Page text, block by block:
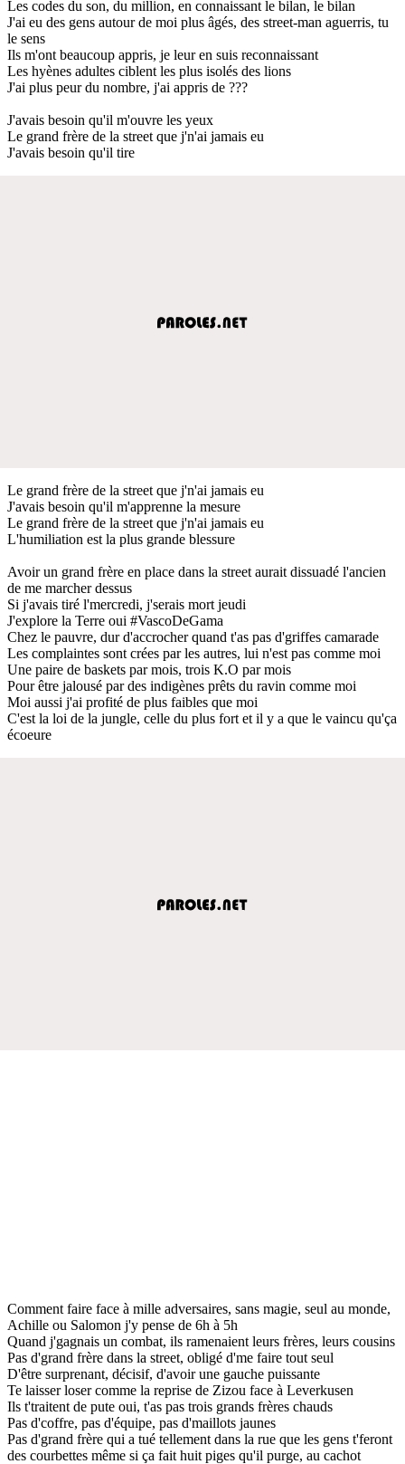
Les codes du son, du million, en connaissant le bilan, le bilan
J'ai eu des gens autour de moi plus âgés, des street-man aguerris, tu
le sens
Ils m'ont beaucoup appris, je leur en suis reconnaissant
Les hyènes adultes ciblent les plus isolés des lions
J'ai plus peur du nombre, j'ai appris de ???
J'avais besoin qu'il m'ouvre les yeux
Le grand frère de la street que j'n'ai jamais eu
J'avais besoin qu'il tire
Le grand frère de la street que j'n'ai jamais eu
J'avais besoin qu'il m'apprenne la mesure
Le grand frère de la street que j'n'ai jamais eu
L'humiliation est la plus grande blessure
Avoir un grand frère en place dans la street aurait dissuadé l'ancien
de me marcher dessus
Si j'avais tiré l'mercredi, j'serais mort jeudi
J'explore la Terre oui #VascoDeGama
Chez le pauvre, dur d'accrocher quand t'as pas d'griffes camarade
Les complaintes sont crées par les autres, lui n'est pas comme moi
Une paire de baskets par mois, trois K.O par mois
Pour être jalousé par des indigènes prêts du ravin comme moi
Moi aussi j'ai profité de plus faibles que moi
C'est la loi de la jungle, celle du plus fort et il y a que le vaincu qu'ça
écoeure
Comment faire face à mille adversaires, sans magie, seul au monde,
Achille ou Salomon j'y pense de 6h à 5h
Quand j'gagnais un combat, ils ramenaient leurs frères, leurs cousins
Pas d'grand frère dans la street, obligé d'me faire tout seul
D'être surprenant, décisif, d'avoir une gauche puissante
Te laisser loser comme la reprise de Zizou face à Leverkusen
Ils t'traitent de pute oui, t'as pas trois grands frères chauds
Pas d'coffre, pas d'équipe, pas d'maillots jaunes
Pas d'grand frère qui a tué tellement dans la rue que les gens t'feront
des courbettes même si ça fait huit piges qu'il purge, au cachot